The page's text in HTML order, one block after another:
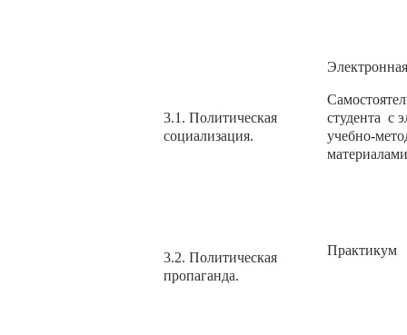
3.1. Политическая
социализация.
студента с
учебно-
материалами
3.2. Политическая
пропаганда.
Практикум